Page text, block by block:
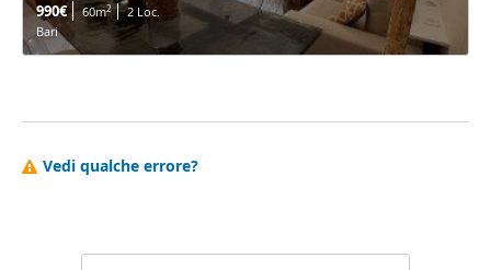
990€ 60m2
2 Loc.
Bari
Vedi qualche errore?